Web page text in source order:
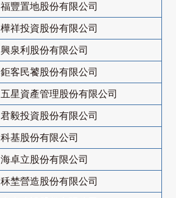
福豐置地股份有限公司
樺祥投資股份有限公司
興泉利股份有限公司
鉅客民饕股份有限公司
五星資產管理股份有限公司
君毅投資股份有限公司
科基股份有限公司
海卓立股份有限公司
秝埜營造股份有限公司